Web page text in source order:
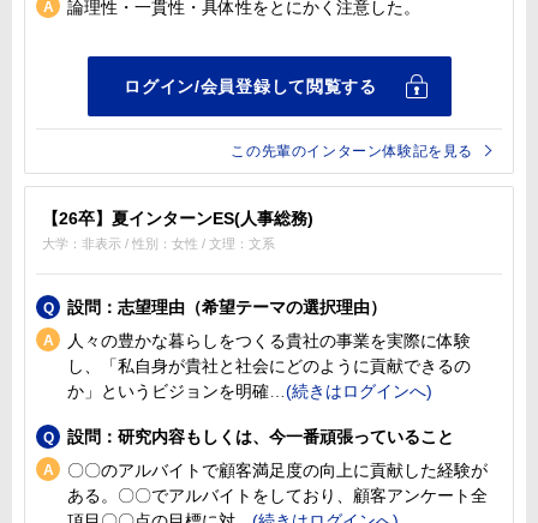
論理性・一貫性・具体性をとにかく注意した。
この先輩のインターン体験記を見る
【26卒】夏インターンES(人事総務)
大学：非表示 / 性別：女性 / 文理：文系
設問：志望理由（希望テーマの選択理由）
人々の豊かな暮らしをつくる貴社の事業を実際に体験
し、「私自身が貴社と社会にどのように貢献できるの
か」というビジョンを明確
設問：研究内容もしくは、今一番頑張っていること
〇〇のアルバイトで顧客満足度の向上に貢献した経験が
ある。〇〇でアルバイトをしており、顧客アンケート全